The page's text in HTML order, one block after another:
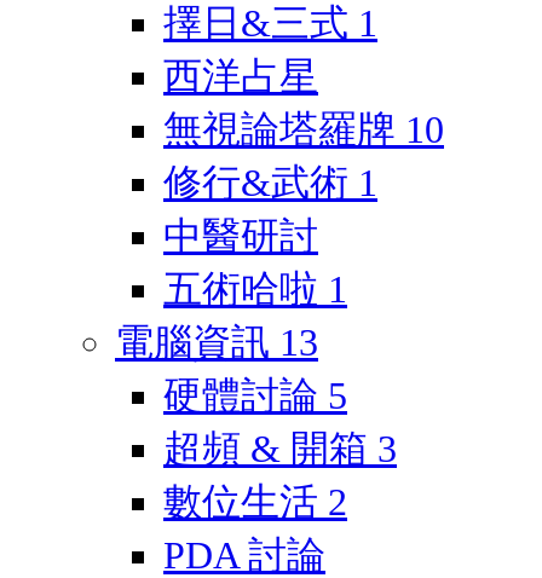
擇日&三式 1
西洋占星
無視論塔羅牌 10
修行&武術 1
中醫研討
五術哈啦 1
電腦資訊 13
硬體討論 5
超頻 & 開箱 3
數位生活 2
PDA 討論